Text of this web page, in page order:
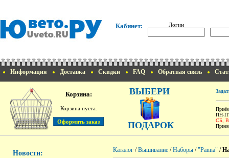
Кабинет: Логин
Информация Доставка Скидки FAQ Обратная связь
Корзина:
Корзина пуста.
ВЫБЕРИ
ПОДАРОК
ПН-
СБ,
Новости: Каталог /Вышивание /Наборы /"Panna" /